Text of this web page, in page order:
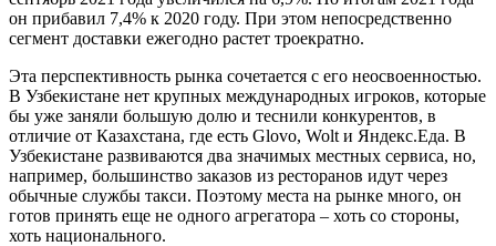
он прибавил 7,4% к 2020 году. При этом непосредственно
сегмент доставки ежегодно растет троекратно.
Эта перспективность рынка сочетается с его неосвоенностью.
В Узбекистане нет крупных международных игроков, которые
бы уже заняли большую долю и теснили конкурентов, в
отличие от Казахстана, где есть Glovo, Wolt и Яндекс.Еда. В
Узбекистане развиваются два значимых местных сервиса, но,
например, большинство заказов из ресторанов идут через
обычные службы такси. Поэтому места на рынке много, он
готов принять еще не одного агрегатора – хоть со стороны,
хоть национального.